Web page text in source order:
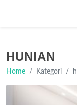
HUNIAN
Home Kategori